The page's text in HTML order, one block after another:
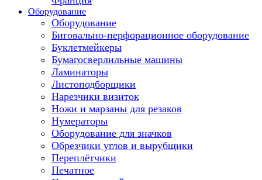
Оборудование
Оборудование
Биговально-перфорационное оборудование
Буклетмейкеры
Бумагосверлильные машины
Ламинаторы
Листоподборщики
Нарезчики визиток
Ножи и марзаны для резаков
Нумераторы
Оборудование для значков
Обрезчики углов и вырубщики
Переплётчики
Печатное